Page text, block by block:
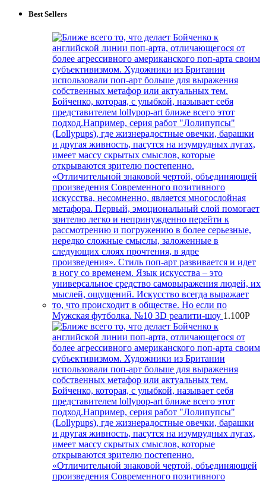
Best Sellers
Мужская футболка. №10 3D реалити-шоу 1.100Р